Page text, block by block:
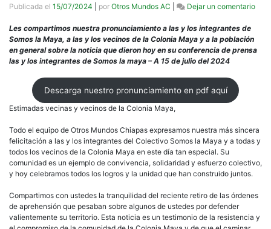
Publicada el 15/07/2024 por Otros Mundos AC Dejar un comentarioen
vida
Les compartimos nuestra pronunciamiento a las y los integrantes de
Somos la Maya, a las y los vecinos de la Colonia Maya y a la población
en general sobre la noticia que dieron hoy en su conferencia de prensa
las y los integrantes de Somos la maya – A 15 de julio del 2024
Descarga nuestro pronunciamiento en pdf aquí
Estimadas vecinas y vecinos de la Colonia Maya,
Todo el equipo de Otros Mundos Chiapas expresamos nuestra más sincera
felicitación a las y los integrantes del Colectivo Somos la Maya y a todas y
todos los vecinos de la Colonia Maya en este día tan especial. Su
comunidad es un ejemplo de convivencia, solidaridad y esfuerzo colectivo,
y hoy celebramos todos los logros y la unidad que han construido juntos.
Compartimos con ustedes la tranquilidad del reciente retiro de las órdenes
de aprehensión que pesaban sobre algunos de ustedes por defender
valientemente su territorio. Esta noticia es un testimonio de la resistencia y